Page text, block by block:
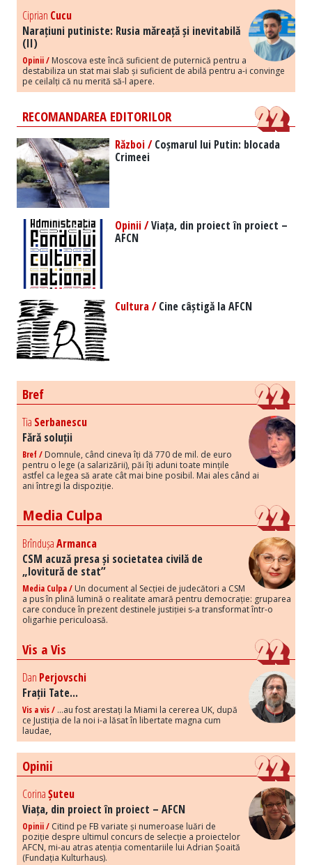
Ciprian Cucu
Narațiuni putiniste: Rusia măreață și inevitabilă
(II)
Opinii / Moscova este încă suficient de puternică pentru a
destabiliza un stat mai slab și suficient de abilă pentru a-i convinge
pe ceilalți că nu merită să-l apere.
RECOMANDAREA EDITORILOR
Război /Coșmarul lui Putin: blocada
Crimeei
Opinii /Viața, din proiect în proiect –
AFCN
Cultura /Cine câștigă la AFCN
Bref
Tia Serbanescu
Fără soluții
Bref / Domnule, când cineva îți dă 770 de mil. de euro
pentru o lege (a salarizării), păi îți aduni toate mințile
astfel ca legea să arate cât mai bine posibil. Mai ales când ai
ani întregi la dispoziție.
Media Culpa
BrîndușaArmanca
CSM acuză presa și societatea civilă de
„lovitură de stat”
Media Culpa / Un document al Secției de judecători a CSM
a pus în plină lumină o realitate amară pentru democrație: gruparea
care conduce în prezent destinele justiției s-a transformat într-o
oligarhie periculoasă.
Vis a Vis
Dan Perjovschi
Frații Tate...
Vis a vis / ...au fost arestați la Miami la cererea UK, după
ce Justiția de la noi i-a lăsat în libertate magna cum
laudae,
Opinii
CorinaȘuteu
Viața, din proiect în proiect – AFCN
Opinii / Citind pe FB variate și numeroase luări de
poziție despre ultimul concurs de selecție a proiectelor
AFCN, mi-au atras atenția comentariile lui Adrian Șoaită
(Fundația Kulturhaus).